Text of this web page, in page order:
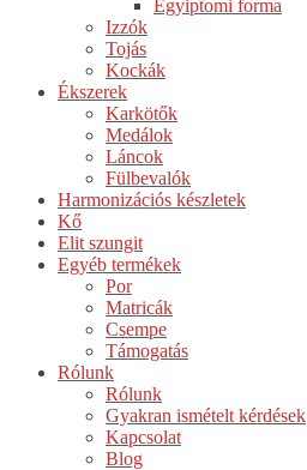
Egyiptomi forma
Izzók
Tojás
Kockák
Ékszerek
Karkötők
Medálok
Láncok
Fülbevalók
Harmonizációs készletek
Kő
Elit szungit
Egyéb termékek
Por
Matricák
Csempe
Támogatás
Rólunk
Rólunk
Gyakran ismételt kérdések
Kapcsolat
Blog